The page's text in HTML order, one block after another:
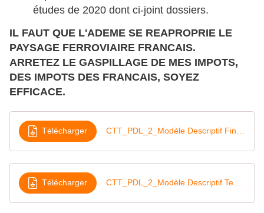
études de 2020 dont ci-joint dossiers.
IL FAUT QUE L'ADEME SE REAPROPRIE LE
PAYSAGE FERROVIAIRE FRANCAIS.
ARRETEZ LE GASPILLAGE DE MES IMPOTS,
DES IMPOTS DES FRANCAIS, SOYEZ
EFFICACE.
Télécharger CTT_PDL_2_Modèle Descriptif Financier APR Logistique 2020
Télécharger CTT_PDL_2_Modèle Descriptif Technique_APR Logistique 2020